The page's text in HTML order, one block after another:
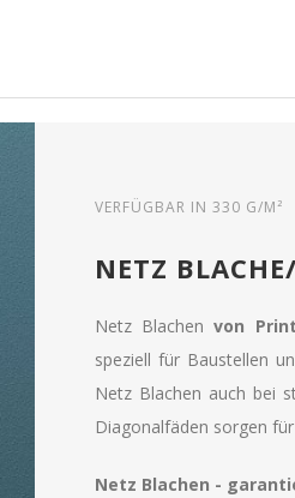
VERFÜGBAR IN 330 G/M²
NETZ
Netz Blachen von
speziell für Baustellen
Netz Blachen auch bei
Diagonalfäden sorgen
Netz Blachen -